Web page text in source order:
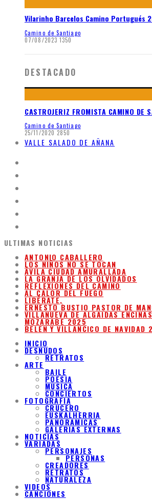
Vilarinho Barcelos Camino Portugués
Camino de Santiago
07/08/2023 1350
DESTACADO
CASTROJERIZ FROMISTA CAMINO DE
Camino de Santiago
25/11/2020 2850
VALLE SALADO DE AÑANA
ULTIMAS NOTICIAS
ANTONIO CABALLERO
LOS NIÑOS NO SE TOCAN
ÁVILA CIUDAD AMURALLADA
LA GRANJA DE LOS OLVIDADOS
REFLEXIONES DEL CAMINO
AL CALOR DEL FUEGO
LIBÉRATE,
ERNESTO BUSTIO PASTOR DE
VILLANUEVA DE ALGAIDAS
MOZARABE 2025
BELEN Y VILLANCICO DE NAVIDAD
INICIO
DESNUDOS
RETRATOS
ARTE
BAILE
POESIA
MUSICA
CONCIERTOS
FOTOGRAFIA
CRUCERO
EUSKALHERRIA
PANORAMICAS
GALERIAS EXTERNAS
NOTICIAS
VARIADAS
PERSONAJES
PERSONAS
CREADORES
RETRATOS
NATURALEZA
VIDEOS
CANCIONES